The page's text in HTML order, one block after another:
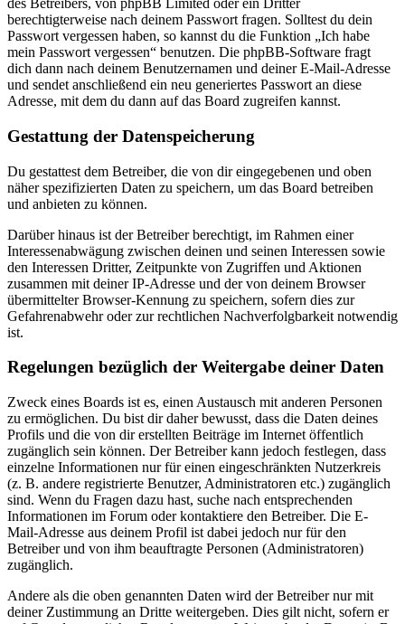
des Betreibers, von phpBB Limited oder ein Dritter
berechtigterweise nach deinem Passwort fragen. Solltest du dein
Passwort vergessen haben, so kannst du die Funktion „Ich habe
mein Passwort vergessen“ benutzen. Die phpBB-Software fragt
dich dann nach deinem Benutzernamen und deiner E-Mail-Adresse
und sendet anschließend ein neu generiertes Passwort an diese
Adresse, mit dem du dann auf das Board zugreifen kannst.
Gestattung der Datenspeicherung
Du gestattest dem Betreiber, die von dir eingegebenen und oben
näher spezifizierten Daten zu speichern, um das Board betreiben
und anbieten zu können.
Darüber hinaus ist der Betreiber berechtigt, im Rahmen einer
Interessenabwägung zwischen deinen und seinen Interessen sowie
den Interessen Dritter, Zeitpunkte von Zugriffen und Aktionen
zusammen mit deiner IP-Adresse und der von deinem Browser
übermittelter Browser-Kennung zu speichern, sofern dies zur
Gefahrenabwehr oder zur rechtlichen Nachverfolgbarkeit notwendig
ist.
Regelungen bezüglich der Weitergabe deiner Daten
Zweck eines Boards ist es, einen Austausch mit anderen Personen
zu ermöglichen. Du bist dir daher bewusst, dass die Daten deines
Profils und die von dir erstellten Beiträge im Internet öffentlich
zugänglich sein können. Der Betreiber kann jedoch festlegen, dass
einzelne Informationen nur für einen eingeschränkten Nutzerkreis
(z. B. andere registrierte Benutzer, Administratoren etc.) zugänglich
sind. Wenn du Fragen dazu hast, suche nach entsprechenden
Informationen im Forum oder kontaktiere den Betreiber. Die E-
Mail-Adresse aus deinem Profil ist dabei jedoch nur für den
Betreiber und von ihm beauftragte Personen (Administratoren)
zugänglich.
Andere als die oben genannten Daten wird der Betreiber nur mit
deiner Zustimmung an Dritte weitergeben. Dies gilt nicht, sofern er